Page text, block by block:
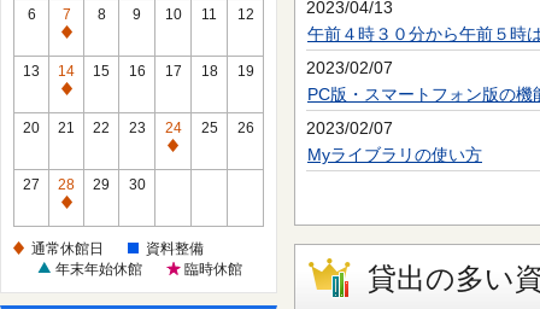
6
7
通
常
休
館
8 9 10 11 12
13
14
通
常
館
日
15 16 17 18 19
20 21 22 23
24
通
館
日
25 26
27
28
通
休
29 30
通常休館日
資料整備
年末年始休館
臨時休館
2023/04/13
午前４時３０分から午前５時
2023/02/07
PC版・スマートフォン版の機
2023/02/07
Myライブラリの使い方
貸出の多い